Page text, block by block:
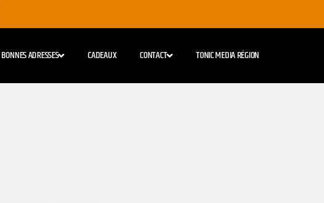
ADRESSES CADEAUX CONTACT TONIC MEDIA RÉGION